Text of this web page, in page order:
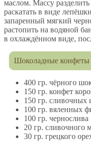
маслом. Массу
раскатать в виде
запаренный мягкий
растопить на водяной
в охлаждённом виде,
Шоколадные конфеты
400 гр. чёрного
150 гр. конфет
150 гр. сливочных
100 гр. вяленных
100 гр. чернослива
20 гр. сливочного
30 гр. грецкого